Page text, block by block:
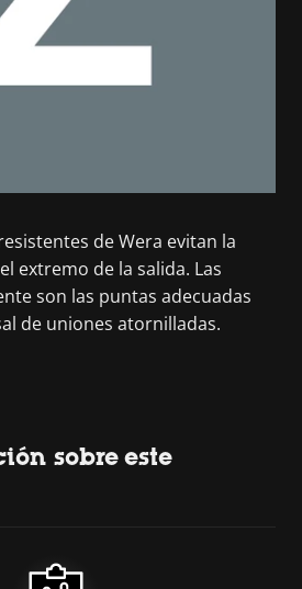
de Wera evitan la
extremo de la salida. Las
son las puntas adecuadas
de uniones atornilladas.
sobre este